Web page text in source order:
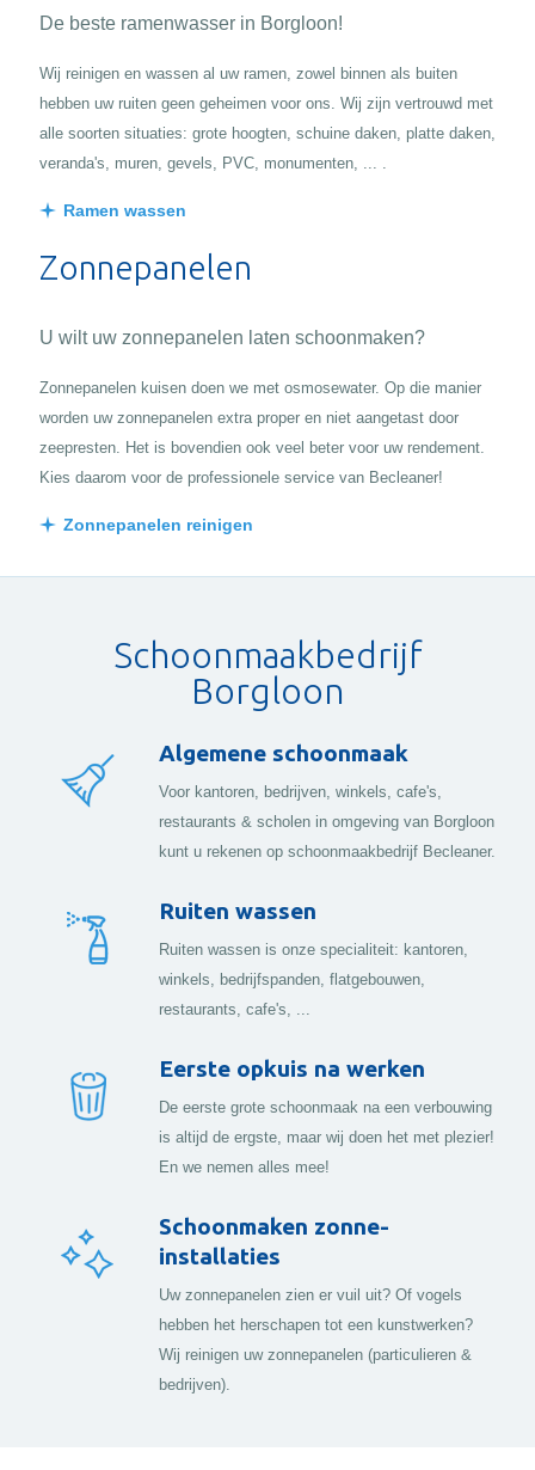
De beste ramenwasser in Borgloon!
Wij reinigen en wassen al uw ramen, zowel binnen als buiten
hebben uw ruiten geen geheimen voor ons. Wij zijn vertrouwd met
alle soorten situaties: grote hoogten, schuine daken, platte daken,
veranda's, muren, gevels, PVC, monumenten, ... .
Ramen wassen
Zonnepanelen
U wilt uw zonnepanelen laten schoonmaken?
Zonnepanelen kuisen doen we met osmosewater. Op die manier
worden uw zonnepanelen extra proper en niet aangetast door
zeepresten. Het is bovendien ook veel beter voor uw rendement.
Kies daarom voor de professionele service van Becleaner!
Zonnepanelen reinigen
Schoonmaakbedrijf
Borgloon
Algemene schoonmaak
Voor kantoren, bedrijven, winkels, cafe's,
restaurants & scholen in omgeving van Borgloon
kunt u rekenen op schoonmaakbedrijf Becleaner.
Ruiten wassen
Ruiten wassen is onze specialiteit: kantoren,
winkels, bedrijfspanden, flatgebouwen,
restaurants, cafe's, ...
Eerste opkuis na werken
De eerste grote schoonmaak na een verbouwing
is altijd de ergste, maar wij doen het met plezier!
En we nemen alles mee!
Schoonmaken zonne-
installaties
Uw zonnepanelen zien er vuil uit? Of vogels
hebben het herschapen tot een kunstwerken?
Wij reinigen uw zonnepanelen (particulieren &
bedrijven).